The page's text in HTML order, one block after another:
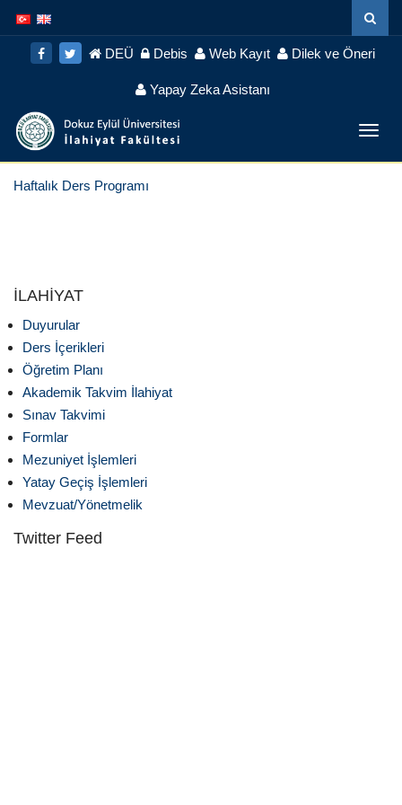
İçeriğe
atla
Navigasyona
atla
DEÜ
Debis Web Kayıt Dilek ve Öneri
Yapay Zeka Asistanı
Haftalık Ders Programı
İLAHİYAT
Duyurular
Ders İçerikleri
Öğretim Planı
Akademik Takvim İlahiyat
Sınav Takvimi
Formlar
Mezuniyet İşlemleri
Yatay Geçiş İşlemleri
Mevzuat/Yönetmelik
Twitter Feed